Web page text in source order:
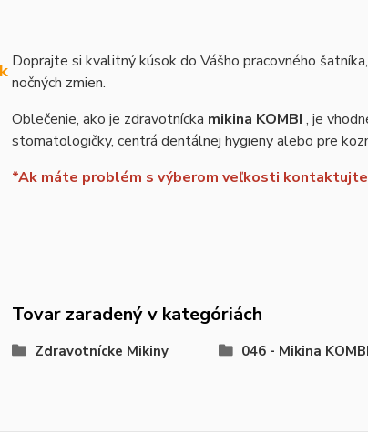
Doprajte si kvalitný kúsok do Vášho pracovného
nočných zmien.
Oblečenie, ako je zdravotnícka mikina KOMBI , je
stomatologičky, centrá dentálnej hygieny alebo pre
*Ak máte problém s výberom veľkosti kontaktujte
Tovar zaradený v kategóriách
Zdravotnícke Mikiny 046 - Mikina KOMBI